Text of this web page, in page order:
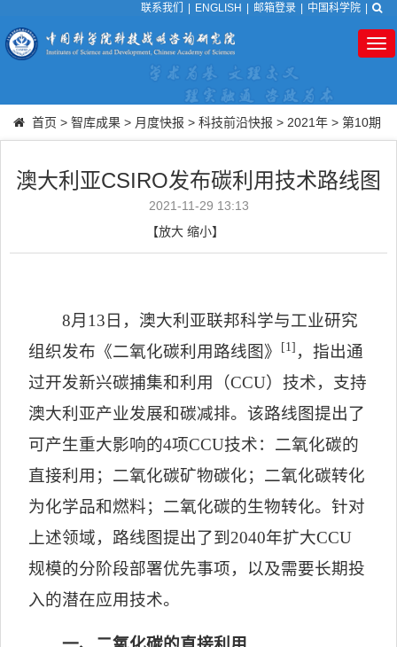
联系我们 ENGLISH 邮箱登录 中国科学院
首页 > 智库成果 > 月度快报 > 科技前沿快报 > 2021年 > 第10期
澳大利亚CSIRO发布碳利用技术路线图
2021-11-29 13:13
【放大 缩小】
8月 13 日，澳大利亚联邦科学与工业研究
组织发布《二氧化碳利用路线图》
[1] ，指出通
过开发新兴碳捕集和利用（CCU）技术，支持
澳大利亚产业发展和碳减排。该路线图提出了
可产生重大影响的4项CCU技术：二氧化碳的
直接利用；二氧化碳矿物碳化；二氧化碳转化
为化学品和燃料；二氧化碳的生物转化。针对
上述领域，路线图提出了到 2040年扩大CCU
规模的分阶段部署优先事项，以及需要长期投
入的潜在应用技术。